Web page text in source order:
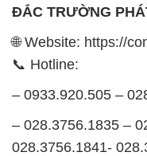
ĐẮC TRƯỜNG
🌐 Website: https://
📞 Hotline:
– 0933.920.505 –
– 028.3756.1835 –
028.3756.1841-